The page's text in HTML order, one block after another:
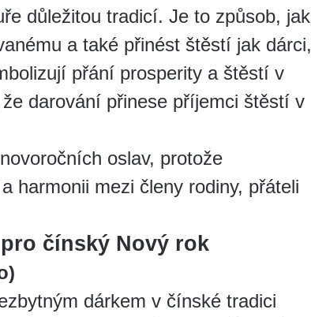
důležitou tradicí. Je to způsob, jak
a také přinést štěstí jak dárci,
přání prosperity a štěstí v
darování přinese příjemci štěstí v
oslav, protože
harmonii mezi členy rodiny, přáteli
čínský Nový rok
dárkem v čínské tradici